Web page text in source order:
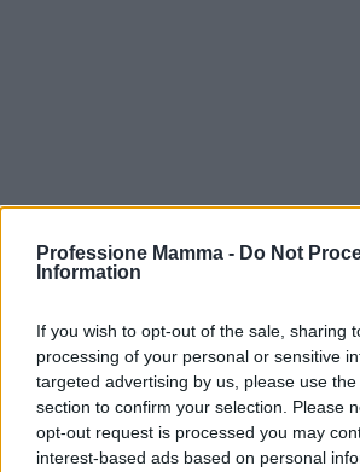
Professione Mamma - Do Not
Information
If you wish to opt-out of the sale, sharing
processing of your personal or sensitive
targeted advertising by us, please use
section to confirm your selection. Please
opt-out request is processed you may
interest-based ads based on personal
Continua a leggere